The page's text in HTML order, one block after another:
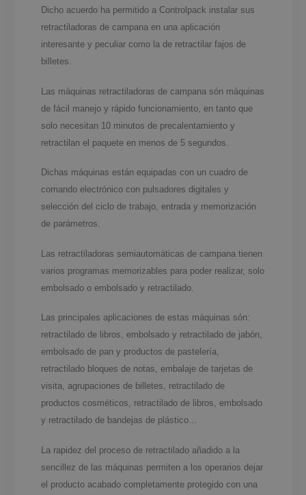
Dicho acuerdo ha permitido a Controlpack instalar sus
retractiladoras de campana en una aplicación
interesante y peculiar como la de retractilar fajos de
billetes.
Las máquinas retractiladoras de campana són máquinas
de fácil manejo y rápido funcionamiento, en tanto que
solo necesitan 10 minutos de precalentamiento y
retractilan el paquete en menos de 5 segundos.
Dichas máquinas están equipadas con un cuadro de
comando electrónico con pulsadores digitales y
selección del ciclo de trabajo, entrada y memorización
de parámetros.
Las retractiladoras semiautomáticas de campana tienen
varios programas memorizables para poder realizar, solo
embolsado o embolsado y retractilado.
Las principales aplicaciones de estas máquinas són:
retractilado de libros, embolsado y retractilado de jabón,
embolsado de pan y productos de pastelería,
retractilado bloques de notas, embalaje de tarjetas de
visita, agrupaciones de billetes, retractilado de
productos cosméticos, retractilado de libros, embolsado
y retractilado de bandejas de plástico…
La rapidez del proceso de retractilado añadido a la
sencillez de las máquinas permiten a los operarios dejar
el producto acabado completamente protegido con una